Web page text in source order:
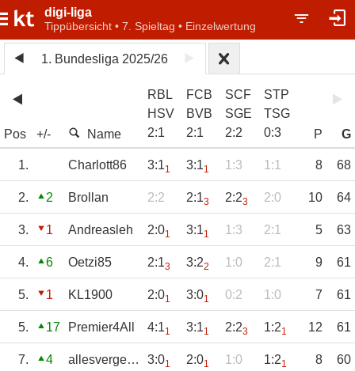
digi-liga
Tippübersicht • 7. Spieltag • Einzelwertung
1. Bundesliga 2025/26
Pos +/- Name
RBL
HSV
2:1
FCB
BVB
2:1
SCF
SGE
2:2
STP
TSG
0:3 P G
1. Charlott86 3:11 3:11 1:3 1:1 8 68
2. 2 Brollan 2:2 2:13 2:23 2:0 10 64
3. 1 Andreasleh 2:01 3:11 1:3 2:1 5 63
4. 6 Oetzi85 2:13 3:22 1:0 2:1 9 61
5. 1 KL1900 2:01 3:01 0:2 1:0 7 61
5. 17 Premier4All 4:11 3:11 2:23 1:21 12 61
7. 4 allesvergeben 3:01 2:01 1:0 1:21 8 60